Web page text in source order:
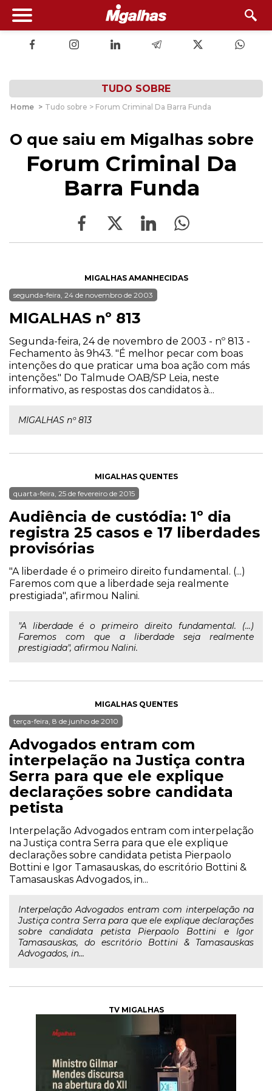
TUDO SOBRE
Home > Tudo sobre > Forum Criminal Da Barra Funda
O que saiu em Migalhas sobre
Forum Criminal Da
Barra Funda
MIGALHAS AMANHECIDAS
segunda-feira, 24 de novembro de 2003
MIGALHAS nº 813
Segunda-feira, 24 de novembro de 2003 - nº 813 -
Fechamento às 9h43. "É melhor pecar com boas
intenções do que praticar uma boa ação com más
intenções." Do Talmude OAB/SP Leia, neste
informativo, as respostas dos candidatos à...
MIGALHAS nº 813
MIGALHAS QUENTES
quarta-feira, 25 de fevereiro de 2015
Audiência de custódia: 1º dia
registra 25 casos e 17 liberdades
provisórias
"A liberdade é o primeiro direito fundamental. (...)
Faremos com que a liberdade seja realmente
prestigiada", afirmou Nalini.
"A liberdade é o primeiro direito fundamental. (...)
Faremos com que a liberdade seja realmente
prestigiada", afirmou Nalini.
MIGALHAS QUENTES
terça-feira, 8 de junho de 2010
Advogados entram com
interpelação na Justiça contra
Serra para que ele explique
declarações sobre candidata
petista
Interpelação Advogados entram com interpelação
na Justiça contra Serra para que ele explique
declarações sobre candidata petista Pierpaolo
Bottini e Igor Tamasauskas, do escritório Bottini &
Tamasauskas Advogados, in...
Interpelação Advogados entram com interpelação na
Justiça contra Serra para que ele explique declarações
sobre candidata petista Pierpaolo Bottini e Igor
Tamasauskas, do escritório Bottini & Tamasauskas
Advogados, in...
TV MIGALHAS